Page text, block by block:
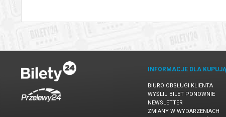
INFORMACJE DLA
BIURO OBSŁUGI KLIENTA
WYŚLIJ BILET PONOWNIE
NEWSLETTER
ZMIANY W WYDARZENIACH